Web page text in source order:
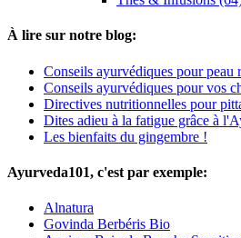
À lire sur notre blog:
Conseils ayurvédiques pour peau
Conseils ayurvédiques pour vos
Directives nutritionnelles pour
Dites adieu à la fatigue grâce à
Les bienfaits du gingembre !
Ayurveda101, c'est par exemple:
Alnatura
Govinda Berbéris Bio